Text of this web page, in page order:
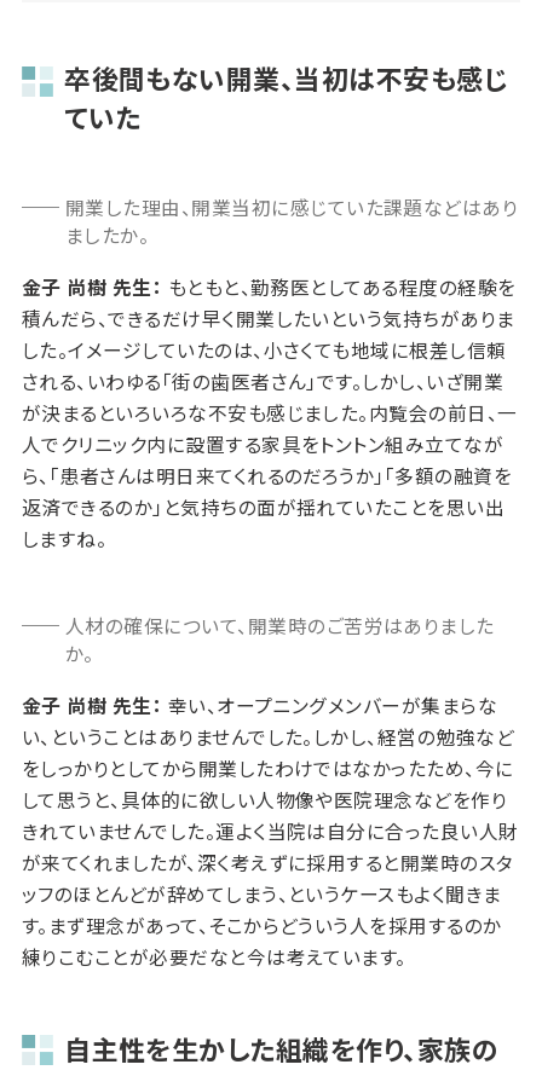
卒後間もない開業、当初は不安も感じ
ていた
開業した理由、開業当初に感じていた課題などはあり
ましたか。
金子 尚樹 先生： もともと、勤務医としてある程度の経験を
積んだら、できるだけ早く開業したいという気持ちがありま
した。イメージしていたのは、小さくても地域に根差し信頼
される、いわゆる「街の歯医者さん」です。しかし、いざ開業
が決まるといろいろな不安も感じました。内覧会の前日、一
人でクリニック内に設置する家具をトントン組み立てなが
ら、「患者さんは明日来てくれるのだろうか」「多額の融資を
返済できるのか」と気持ちの面が揺れていたことを思い出
しますね。
人材の確保について、開業時のご苦労はありました
か。
金子 尚樹 先生： 幸い、オープニングメンバーが集まらな
い、ということはありませんでした。しかし、経営の勉強など
をしっかりとしてから開業したわけではなかったため、今に
して思うと、具体的に欲しい人物像や医院理念などを作り
きれていませんでした。運よく当院は自分に合った良い人財
が来てくれましたが、深く考えずに採用すると開業時のスタ
ッフのほとんどが辞めてしまう、というケースもよく聞きま
す。まず理念があって、そこからどういう人を採用するのか
練りこむことが必要だなと今は考えています。
自主性を生かした組織を作り、家族の